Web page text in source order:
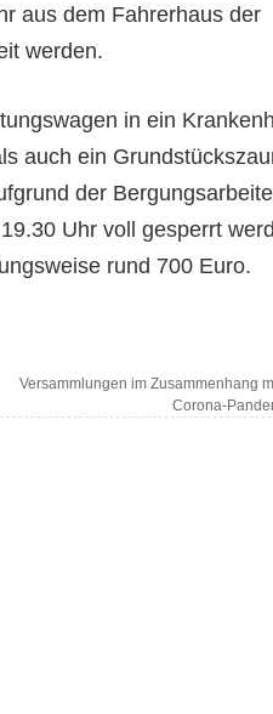
aus dem Fahrerhaus der
werden.
in ein
auch ein
der
Uhr voll gesperrt
rund 700 Euro.
Versammlungen im Zusammenhang
Corona-